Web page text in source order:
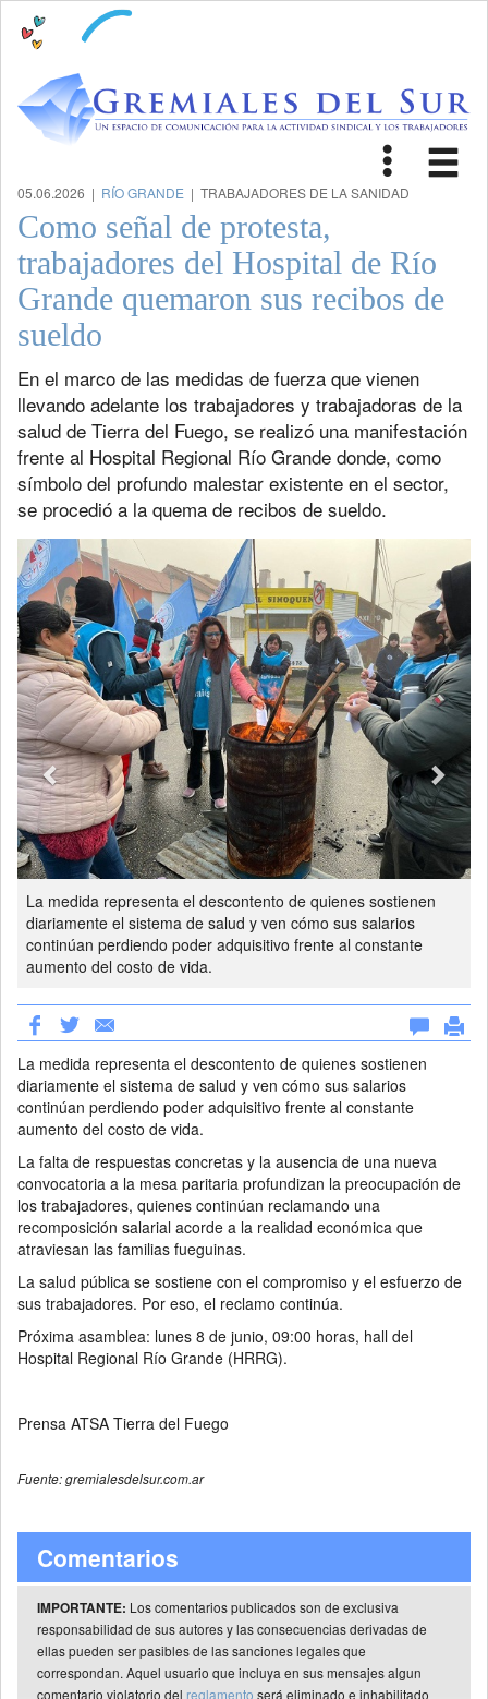
Toggle
05.06.2026 | RÍO GRANDE | TRABAJADORES DE LA SANIDAD
Como señal de protesta,
trabajadores del Hospital de Río
Grande quemaron sus recibos de
sueldo
En el marco de las medidas de fuerza que vienen
llevando adelante los trabajadores y trabajadoras de la
salud de Tierra del Fuego, se realizó una manifestación
frente al Hospital Regional Río Grande donde, como
símbolo del profundo malestar existente en el sector,
se procedió a la quema de recibos de sueldo.
La medida representa el descontento de quienes sostienen
diariamente el sistema de salud y ven cómo sus salarios
continúan perdiendo poder adquisitivo frente al constante
aumento del costo de vida.
Previous Next
La medida representa el descontento de quienes sostienen
diariamente el sistema de salud y ven cómo sus salarios
continúan perdiendo poder adquisitivo frente al constante
aumento del costo de vida.
La falta de respuestas concretas y la ausencia de una nueva
convocatoria a la mesa paritaria profundizan la preocupación de
los trabajadores, quienes continúan reclamando una
recomposición salarial acorde a la realidad económica que
atraviesan las familias fueguinas.
La salud pública se sostiene con el compromiso y el esfuerzo de
sus trabajadores. Por eso, el reclamo continúa.
Próxima asamblea: lunes 8 de junio, 09:00 horas, hall del
Hospital Regional Río Grande (HRRG).
Prensa ATSA Tierra del Fuego
Fuente: gremialesdelsur.com.ar
Comentarios
IMPORTANTE: Los comentarios publicados son de exclusiva
responsabilidad de sus autores y las consecuencias derivadas de
ellas pueden ser pasibles de las sanciones legales que
correspondan. Aquel usuario que incluya en sus mensajes algun
comentario violatorio del reglamento será eliminado e inhabilitado